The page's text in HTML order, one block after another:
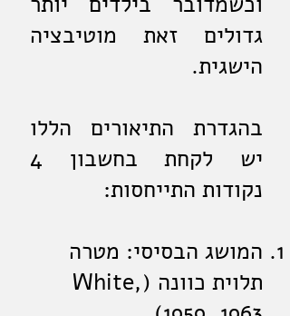
גדולים זאת מוטיבציה
הישגית.
בהגדרת התיאורים הללו
יש לקחת בחשבון 4
נקודות התייחסות:
המושג הבסיסי: מטרה
תלוית כוונה (White,